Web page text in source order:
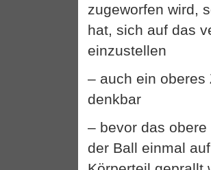
zugeworfen wird,
hat, sich auf das
einzustellen
– auch ein
denkbar
– bevor das
der Ball einmal